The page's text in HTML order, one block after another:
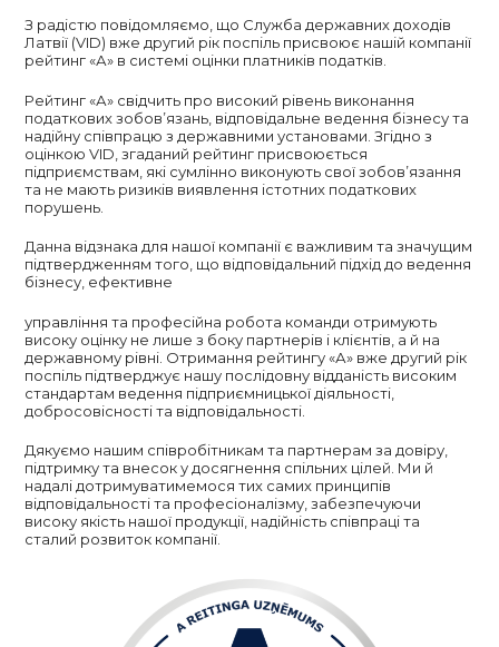
З радістю повідомляємо, що Служба державних доходів
Латвії (VID) вже другий рік поспіль присвоює нашій компанії
рейтинг «А» в системі оцінки платників податків.
Рейтинг «А» свідчить про високий рівень виконання
податкових зобов’язань, відповідальне ведення бізнесу та
надійну співпрацю з державними установами. Згідно з
оцінкою VID, згаданий рейтинг присвоюється
підприємствам, які сумлінно виконують свої зобов’язання
та не мають ризиків виявлення істотних податкових
порушень.
Данна відзнака для нашої компанії є важливим та значущим
підтвердженням того, що відповідальний підхід до ведення
бізнесу, ефективне
управління та професійна робота команди отримують
високу оцінку не лише з боку партнерів і клієнтів, а й на
державному рівні. Отримання рейтингу «А» вже другий рік
поспіль підтверджує нашу послідовну відданість високим
стандартам ведення підприємницької діяльності,
добросовісності та відповідальності.
Дякуємо нашим співробітникам та партнерам за довіру,
підтримку та внесок у досягнення спільних цілей. Ми й
надалі дотримуватимемося тих самих принципів
відповідальності та професіоналізму, забезпечуючи
високу якість нашої продукції, надійність співпраці та
сталий розвиток компанії.